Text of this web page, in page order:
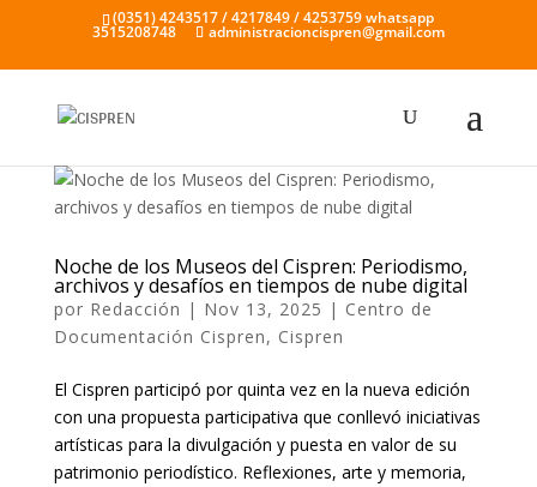
(0351) 4243517 / 4217849 / 4253759 whatsapp
3515208748 administracioncispren@gmail.com
Noche de los Museos del Cispren: Periodismo,
archivos y desafíos en tiempos de nube digital
por Redacción | Nov 13, 2025 | Centro de
Documentación Cispren, Cispren
El Cispren participó por quinta vez en la nueva edición
con una propuesta participativa que conllevó iniciativas
artísticas para la divulgación y puesta en valor de su
patrimonio periodístico. Reflexiones, arte y memoria,